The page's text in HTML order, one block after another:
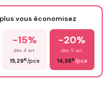
vous économisez
-15%
dès 4 art.
15,29€/pce
-20%
dès 5 art.
14,39€/pce